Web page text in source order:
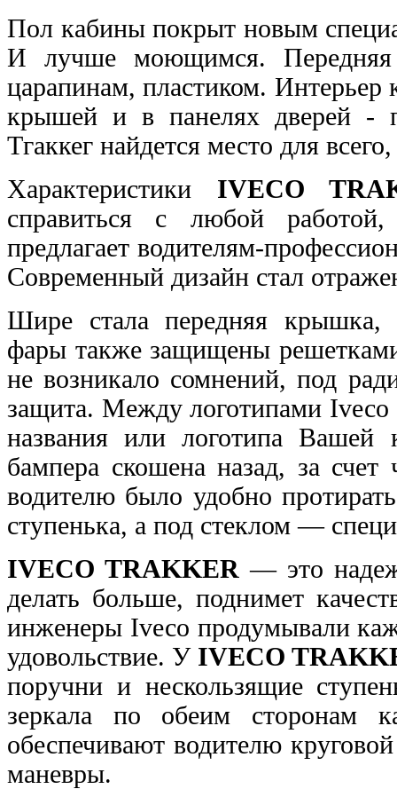
Пол кабины покрыт новым
И лучше моющимся.
царапинам, пластиком.
крышей и в панелях дверей -
Тгаккег найдется место для
Характеристики IVECO
справиться с любой
предлагает водителям-
Современный дизайн стал
Шире стала передняя крышка,
фары также защищены
не возникало сомнений, под
защита. Между логотипами Ivесо
названия или логотипа Вашей
бампера скошена назад, за
водителю было удобно
ступенька, а под стеклом —
IVECO TRAKKER— это
делать больше, поднимет
инженеры Ivесо продумывали
удовольствие. У IVECO
поручни и нескользящие
зеркала по обеим сторонам
обеспечивают водителю
маневры.